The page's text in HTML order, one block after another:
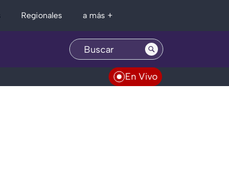
Regionales a más +
En Vivo